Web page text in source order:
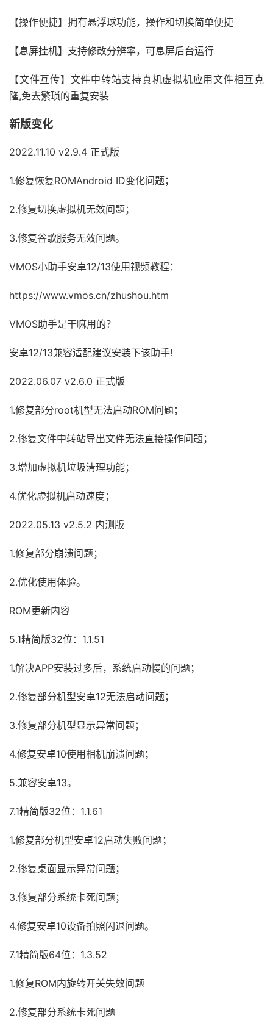
【操作便捷】拥有悬浮球功能，操作和切换简单便捷
【息屏挂机】支持修改分辨率，可息屏后台运行
【文件互传】文件中转站支持真机虚拟机应用文件相互克
隆,免去繁琐的重复安装
新版变化
2022.11.10 v2.9.4 正式版
1.修复恢复ROMAndroid ID变化问题；
2.修复切换虚拟机无效问题；
3.修复谷歌服务无效问题。
VMOS小助手安卓12/13使用视频教程：
https://www.vmos.cn/zhushou.htm
VMOS助手是干嘛用的？
安卓12/13兼容适配建议安装下该助手!
2022.06.07 v2.6.0 正式版
1.修复部分root机型无法启动ROM问题；
2.修复文件中转站导出文件无法直接操作问题；
3.增加虚拟机垃圾清理功能；
4.优化虚拟机启动速度；
2022.05.13 v2.5.2 内测版
1.修复部分崩溃问题；
2.优化使用体验。
ROM更新内容
5.1精简版32位：1.1.51
1.解决APP安装过多后，系统启动慢的问题；
2.修复部分机型安卓12无法启动问题；
3.修复部分机型显示异常问题；
4.修复安卓10使用相机崩溃问题；
5.兼容安卓13。
7.1精简版32位：1.1.61
1.修复部分机型安卓12启动失败问题；
2.修复桌面显示异常问题；
3.修复部分系统卡死问题；
4.修复安卓10设备拍照闪退问题。
7.1精简版64位：1.3.52
1.修复ROM内旋转开关失效问题
2.修复部分系统卡死问题